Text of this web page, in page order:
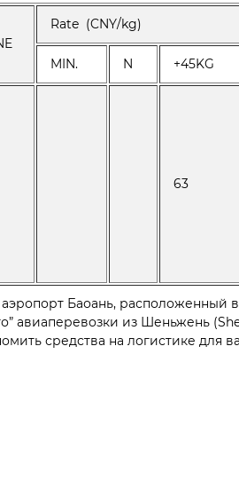
Rate (CNY/kg)
MIN.
N +45KG
63
Баоань,
авиаперевозки из Шеньжень
средства на логистике для